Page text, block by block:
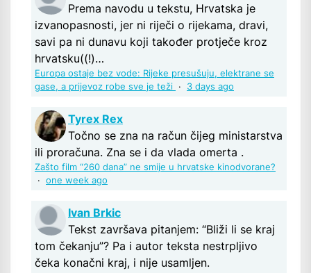
Prema navodu u tekstu, Hrvatska je
izvanopasnosti, jer ni riječi o rijekama, dravi,
savi pa ni dunavu koji također protječe kroz
hrvatsku((!)…
Europa ostaje bez vode: Rijeke presušuju, elektrane se
gase, a prijevoz robe sve je teži · 3 days ago
Tyrex Rex
Točno se zna na račun čijeg ministarstva
ili proračuna. Zna se i da vlada omerta .
Zašto film “260 dana” ne smije u hrvatske kinodvorane?
· one week ago
Ivan Brkic
Tekst završava pitanjem: “Bliži li se kraj
tom čekanju”? Pa i autor teksta nestrpljivo
čeka konačni kraj, i nije usamljen.